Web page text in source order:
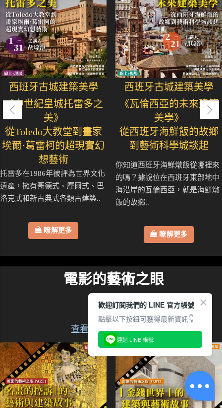
西班牙古城建築美學
《中世紀皇城托雷多之
美》
從Toledo大教堂到畫家
埃爾·葛雷柯的超現實幻
想藝術
托雷多在1986年被評為世界文化
遺產，擁有哥德式、摩爾式、巴
洛克式和新古典式各類古建築..
瞭解更多
西班牙古城建築美學
《瓦倫西亞的未來建築
美學》
從西班牙海鮮飯的故鄉
到藝術科學城談起
你知道西班牙海鮮燉飯從哪裡來
的嗎？據說位在西班牙東部地中
海沿岸的瓦倫西亞，就是海鮮燉
飯的故鄉..
瞭解更多
電影的藝術之眼
共４堂
查看本系列所有講座
歡迎訂閱我們的 LINE 官方帳號
點擊以下按鈕可獲得最新資訊👇
連結 LINE 帳號